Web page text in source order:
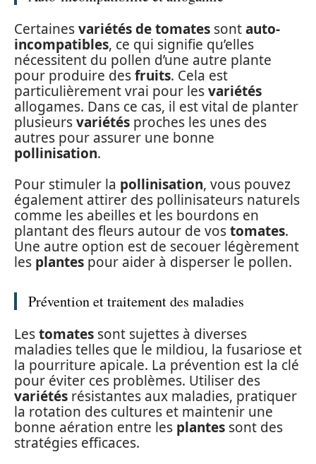
Certainesvariétés de tomates sontauto-
incompatibles, ce qui signifie qu’elles
nécessitent du pollen d’une autre plante
pour produire desfruits. Cela est
particulièrement vrai pour lesvariétés
allogames. Dans ce cas, il est vital de planter
plusieursvariétés proches les unes des
autres pour assurer une bonne
pollinisation.
Pour stimuler la pollinisation, vous pouvez
également attirer des pollinisateurs naturels
comme les abeilles et les bourdons en
plantant des fleurs autour de vostomates.
Une autre option est de secouer légèrement
les plantes pour aider à disperser le pollen.
Prévention et traitement des maladies
Lestomates sont sujettes à diverses
maladies telles que le mildiou, la fusariose et
la pourriture apicale. La prévention est la clé
pour éviter ces problèmes. Utiliser des
variétés résistantes aux maladies, pratiquer
la rotation des cultures et maintenir une
bonne aération entre les plantes sont des
stratégies efficaces.